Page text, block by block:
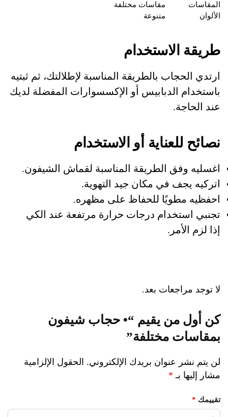
المقاسات
مقاسات مختلفة
الألوان
متنوعة
طريقة الاستخدام
ارتدي الحجاب بالطريقة المناسبة لإطلالتك، ثم ثبتيه
باستخدام الدبابيس أو الإكسسوارات المفضلة لديك
عند الحاجة.
نصائح للعناية أو الاستخدام
اغسليه وفق الطريقة المناسبة لقماش الشيفون.
اتركيه يجف في مكان جيد التهوية.
احفظيه مطويًا للحفاظ على مظهره.
تجنبي استخدام درجات حرارة مرتفعة عند الكي
إذا لزم الأمر.
لا توجد مراجعات بعد.
كن أول من يقيم “• حجاب شيفون
بمقاسات مختلفة”
لن يتم نشر عنوان بريدك الإلكتروني. الحقول الإلزامية
مشار إليها بـ *
تقييمك *